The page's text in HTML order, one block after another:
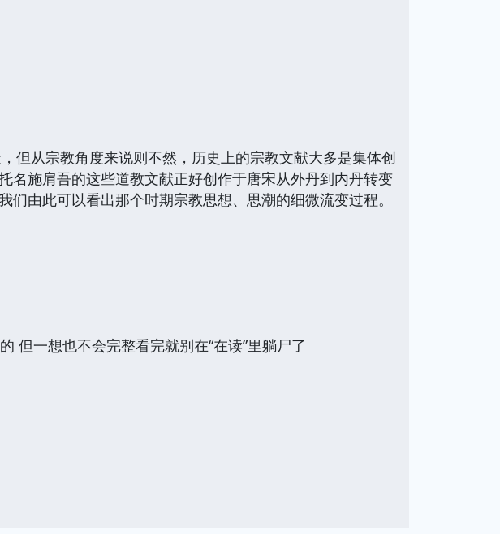
但从宗教角度来说则不然，历史上的宗教文献大多是集体创
名施肩吾的这些道教文献正好创作于唐宋从外丹到内丹转变
由此可以看出那个时期宗教思想、思潮的细微流变过程。
但一想也不会完整看完就别在“在读”里躺尸了